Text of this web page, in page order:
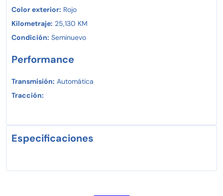
Color exterior: Rojo
Kilometraje: 25,130 KM
Condición: Seminuevo
Performance
Transmisión: Automática
Tracción:
Especificaciones